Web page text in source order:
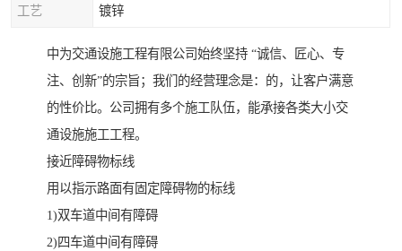
工艺 镀锌
中为交通设施工程有限公司始终坚持 “诚信、匠心、专
注、创新”的宗旨；我们的经营理念是：的，让客户满意
的性价比。公司拥有多个施工队伍，能承接各类大小交
通设施施工工程。
接近障碍物标线
用以指示路面有固定障碍物的标线
1)双车道中间有障碍
2)四车道中间有障碍